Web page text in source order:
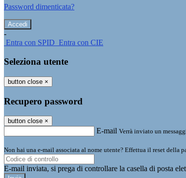
Password dimenticata?
-
Entra con SPID Entra con CIE
Seleziona utente
button close ×
Recupero password
button close ×
E-mail Verrà inviato un
Non hai una e-mail associata al nome utente? Effettua il reset della
E-mail inviata, si prega di controllare la casella di posta